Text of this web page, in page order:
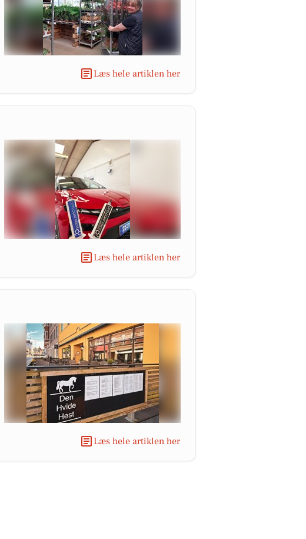
Læs hele artiklen her
Læs hele artiklen her
Læs hele artiklen her